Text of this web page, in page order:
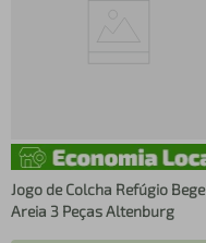
Jogo de Colcha Refúgio Bege
Areia 3 Peças Altenburg